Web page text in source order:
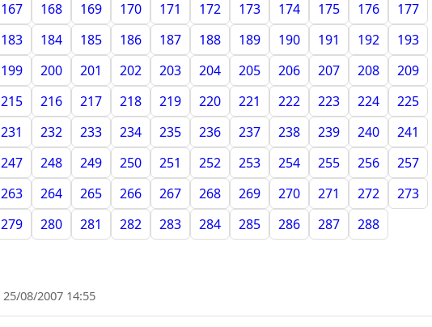
167 168 169 170 171 172 173 174 175 176
177
183 184 185 186 187 188 189 190 191 192
193
199 200 201 202 203 204 205 206 207 208
209
215 216 217 218 219 220 221 222 223 224
225
231 232 233 234 235 236 237 238 239 240
241
247 248 249 250 251 252 253 254 255 256
257
263 264 265 266 267 268 269 270 271 272
273
279 280 281 282 283 284 285 286 287 288
25/08/2007 14:55